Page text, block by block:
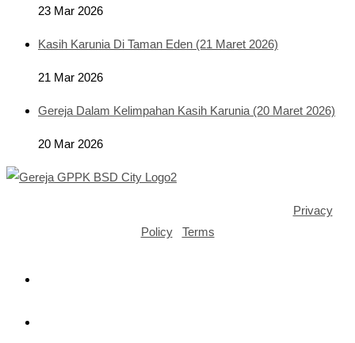
23 Mar 2026
Kasih Karunia Di Taman Eden (21 Maret 2026)
21 Mar 2026
Gereja Dalam Kelimpahan Kasih Karunia (20 Maret 2026)
20 Mar 2026
Privacy
Policy| Terms